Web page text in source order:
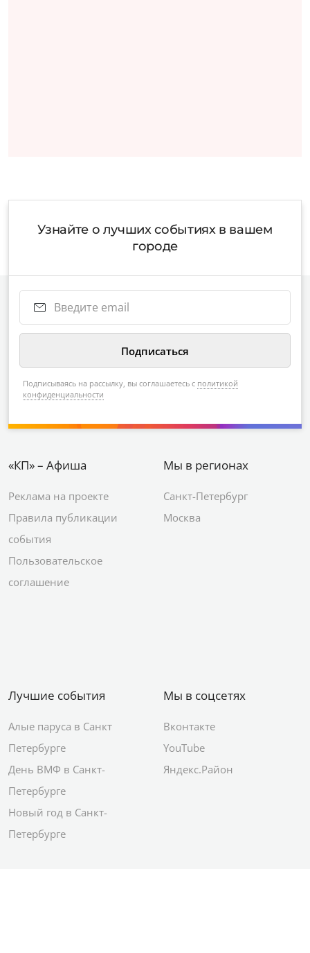
Узнайте о лучших событиях в вашем
городе
Подписываясь на рассылку, вы соглашаетесь с политикой
конфиденциальности
«КП» – Афиша
Реклама на проекте
Правила публикации
события
Пользовательское
соглашение
Мы в регионах
Санкт-Петербург
Москва
Лучшие события
Алые паруса в Санкт
Петербурге
День ВМФ в Санкт-
Петербурге
Новый год в Санкт-
Петербурге
Мы в соцсетях
Вконтакте
YouTube
Яндекс.Район